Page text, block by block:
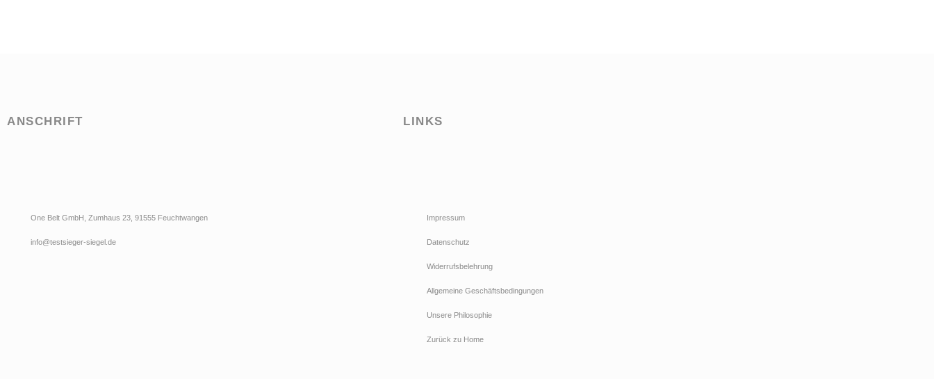
ANSCHRIFT
One Belt GmbH, Zumhaus 23, 91555 Feuchtwangen
info@testsieger-siegel.de
LINKS
Impressum
Datenschutz
Widerrufsbelehrung
Allgemeine Geschäftsbedingungen
Unsere Philosophie
Zurück zu Home